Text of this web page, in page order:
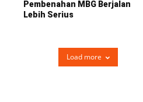
Pembenahan MBG Berjalan
Lebih Serius
Load more